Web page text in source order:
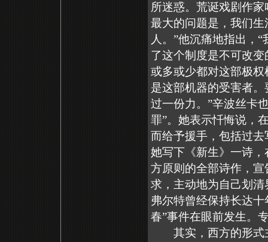
所迷惑。荒诞戏剧作
最大的问题是，我们
人。”他沉痛地指出，
了这个制度是不可改
或多或少都对这部极
是这部机器的受害者
过一份力。”辛波丝卡
罪”。她表示忏悔说，
而给予援手，包括过
她写下《新生》一诗
方原则的全部诗作，
求，主动地为自己划
弗尔特曾经保持长达
春”事件在眼前发生。
其实，西方的形式主